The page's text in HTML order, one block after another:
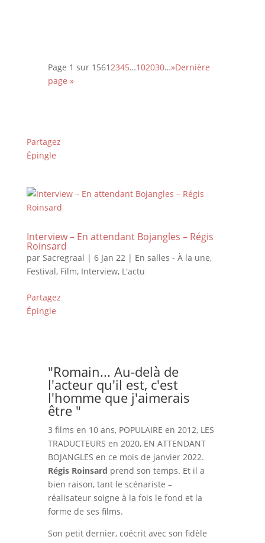
Page 1 sur 15612345…102030…»Dernière
page »
Partagez
Épingle
Interview – En attendant Bojangles – Régis
Roinsard
par Sacregraal | 6 Jan 22| En salles - À la une,
Festival, Film, Interview, L'actu
Partagez
Épingle
"Romain... Au-delà de
l'acteur qu'il est, c'est
l'homme que j'aimerais
être "
3 films en 10 ans, POPULAIRE en 2012, LES
TRADUCTEURS en 2020, EN ATTENDANT
BOJANGLES en ce mois de janvier 2022.
Régis Roinsard prend son temps. Et il a
bien raison, tant le scénariste –
réalisateur soigne à la fois le fond et la
forme de ses films.
Son petit dernier, coécrit avec son fidèle